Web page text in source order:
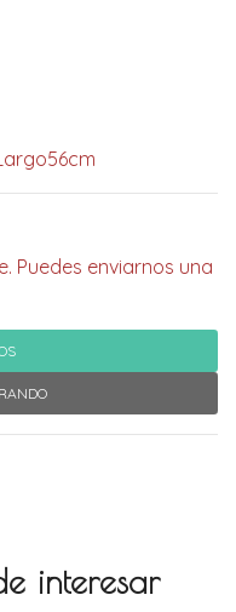
Puedes enviarnos una
interesar